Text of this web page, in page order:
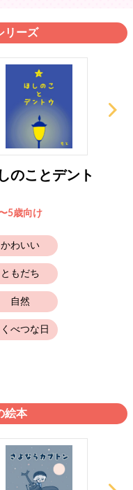
リーズ
のことデント
5歳向け
かわいい
ともだち
自然
くべつな日
絵本